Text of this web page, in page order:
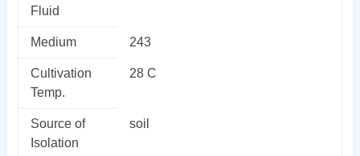
Fluid
Medium 243
Cultivation
Temp.
28 C
Source of
Isolation
soil